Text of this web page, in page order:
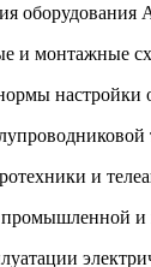
и монтажные
настройки
и